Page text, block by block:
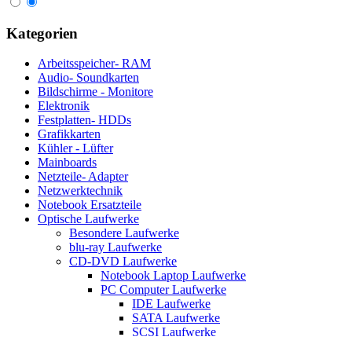
Kategorien
Arbeitsspeicher- RAM
Audio- Soundkarten
Bildschirme - Monitore
Elektronik
Festplatten- HDDs
Grafikkarten
Kühler - Lüfter
Mainboards
Netzteile- Adapter
Netzwerktechnik
Notebook Ersatzteile
Optische Laufwerke
Besondere Laufwerke
blu-ray Laufwerke
CD-DVD Laufwerke
Notebook Laptop Laufwerke
PC Computer Laufwerke
IDE Laufwerke
SATA Laufwerke
SCSI Laufwerke